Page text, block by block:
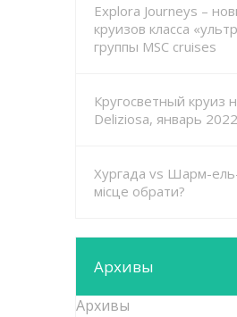
Explora Journeys –
круизов класса
группы MSC cruises
Кругосветный круиз
Deliziosa, январь 2022
Хургада vs Шарм-
місце обрати?
Архивы
Архивы